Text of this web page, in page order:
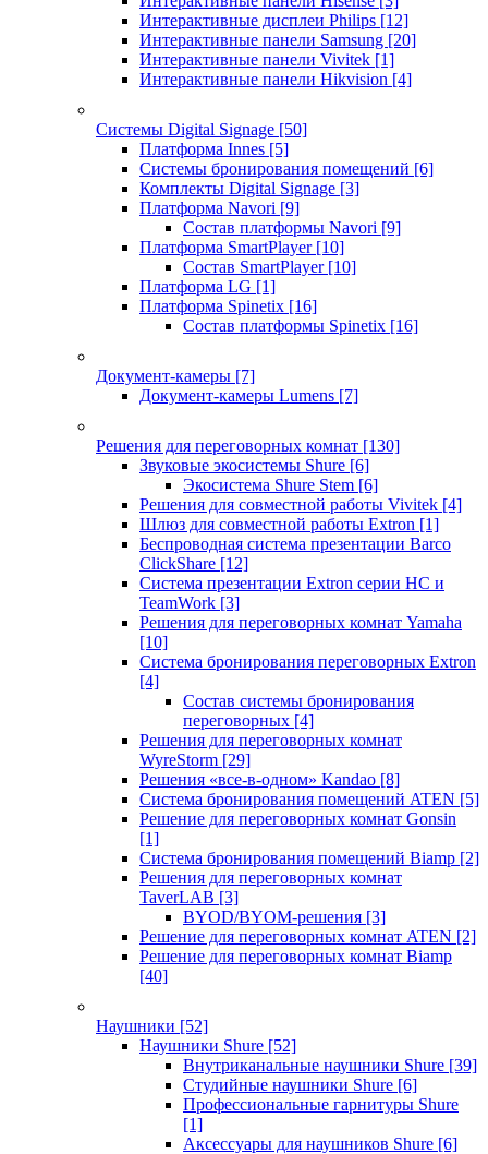
Интерактивные дисплеи Philips [12]
Интерактивные панели Samsung [20]
Интерактивные панели Vivitek [1]
Интерактивные панели Hikvision [4]
Системы Digital Signage [50]
Платформа Innes [5]
Системы бронирования помещений [6]
Комплекты Digital Signage [3]
Платформа Navori [9]
Состав платформы Navori [9]
Платформа SmartPlayer [10]
Состав SmartPlayer [10]
Платформа LG [1]
Платформа Spinetix [16]
Состав платформы Spinetix [16]
Документ-камеры [7]
Документ-камеры Lumens [7]
Решения для переговорных комнат [130]
Звуковые экосистемы Shure [6]
Экосистема Shure Stem [6]
Решения для совместной работы Vivitek [4]
Шлюз для совместной работы Extron [1]
Беспроводная система презентации Barco
ClickShare [12]
Система презентации Extron серии HC и
TeamWork [3]
Решения для переговорных комнат Yamaha
[10]
Система бронирования переговорных Extron
[4]
Состав системы бронирования
переговорных [4]
Решения для переговорных комнат
WyreStorm [29]
Решения «все-в-одном» Kandao [8]
Система бронирования помещений ATEN [5]
Решение для переговорных комнат Gonsin
[1]
Система бронирования помещений Biamp [2]
Решения для переговорных комнат
TaverLAB [3]
BYOD/BYOM-решения [3]
Решение для переговорных комнат ATEN [2]
Решение для переговорных комнат Biamp
[40]
Наушники [52]
Наушники Shure [52]
Внутриканальные наушники Shure [39]
Студийные наушники Shure [6]
Профессиональные гарнитуры Shure
[1]
Аксессуары для наушников Shure [6]